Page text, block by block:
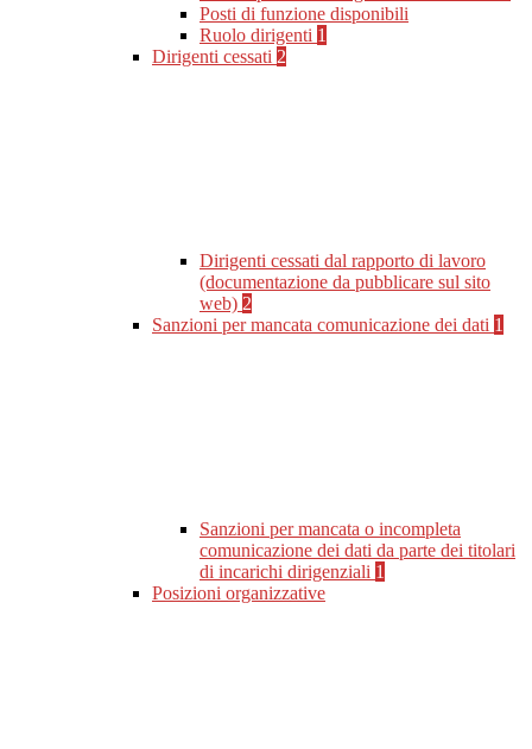
Posti di funzione disponibili
Ruolo dirigenti 1
Dirigenti cessati 2
Dirigenti cessati dal rapporto di lavoro
(documentazione da pubblicare sul sito
web) 2
Sanzioni per mancata comunicazione dei dati 1
Sanzioni per mancata o incompleta
comunicazione dei dati da parte dei titolari
di incarichi dirigenziali 1
Posizioni organizzative